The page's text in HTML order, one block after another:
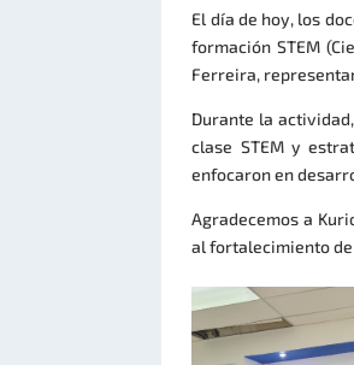
El día de hoy, los
formación STEM
Ferreira,
Durante la
clase STEM y
enfocaron en
Agradecemos a
al fortalecimiento